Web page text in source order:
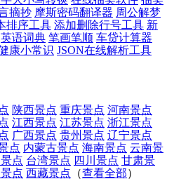
摘抄 摩斯密码翻译器 周公解梦
排序工具 添加删除行号工具 新
英语词典 笔画笔顺 车贷计算器
康小常识 JSON在线解析工具
陕西景点 重庆景点 河南景点
江西景点 江苏景点 浙江景点
广西景点 贵州景点 辽宁景点
点 内蒙古景点 海南景点 云南景
点 台湾景点 四川景点 甘肃景
点 西藏景点 （查看全部）